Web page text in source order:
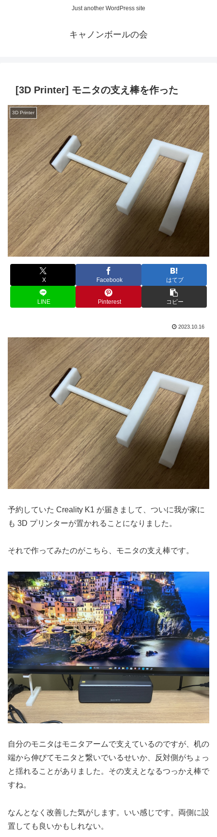
Just another WordPress site
キャノンボールの会
[3D Printer] モニタの支え棒を作った
3D Printer
X Facebook はてブ
LINE Pinterest コピー
2023.10.16
予約していた Creality K1 が届きまして、ついに我が家に
も 3D プリンターが置かれることになりました。
それで作ってみたのがこちら、モニタの支え棒です。
自分のモニタはモニタアームで支えているのですが、机の
端から伸びてモニタと繋いでいるせいか、反対側がちょっ
と揺れることがありました。その支えとなるつっかえ棒で
すね。
なんとなく改善した気がします。いい感じです。両側に設
置しても良いかもしれない。